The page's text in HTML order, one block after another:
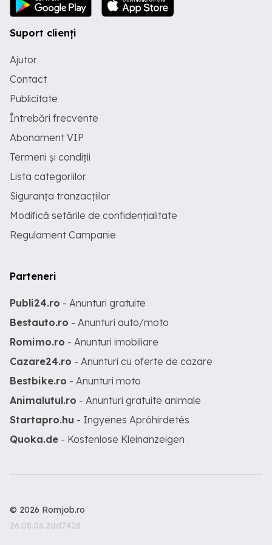
sunteti de acord cu prelucrarea datelor
cu caracter personal din CV in cadrul
Suport clienți
Ajutor
Contact
Publicitate
Întrebări frecvente
Abonament VIP
Termeni și condiții
Lista categoriilor
Siguranța tranzacțiilor
Modifică setările de confidențialitate
Regulament Campanie
Parteneri
Publi24.ro - Anunturi gratuite
Bestauto.ro - Anunturi auto/moto
Romimo.ro - Anunturi imobiliare
Cazare24.ro - Anunturi cu oferte de cazare
Bestbike.ro - Anunturi moto
Animalutul.ro - Anunturi gratuite animale
Startapro.hu - Ingyenes Apróhirdetés
Quoka.de - Kostenlose Kleinanzeigen
© 2026 Romjob.ro
26.08.06.2dd7428